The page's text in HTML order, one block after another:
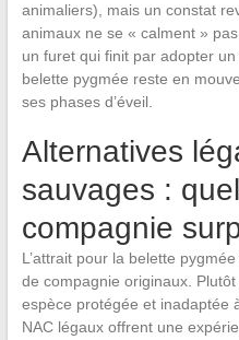
animaliers), mais un constat
animaux ne se « calment »
un furet qui finit par adopter
belette pygmée reste en
ses phases d’éveil.
Alternatives
sauvages :
compagnie
L’attrait pour la belette
de compagnie originaux.
espèce protégée et inadaptée
NAC légaux offrent une